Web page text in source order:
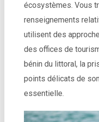
écosystèmes. Vous
renseignements
utilisent des
des offices de
bénin du littoral, la
points délicats de
essentielle.